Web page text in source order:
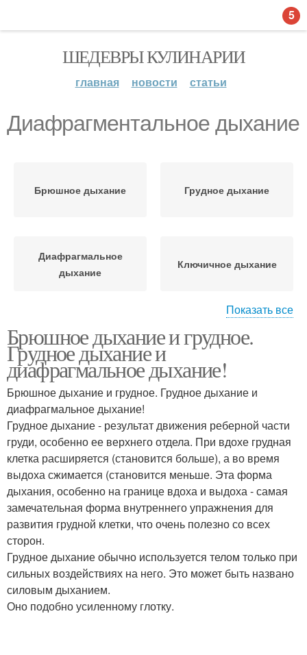
ШЕДЕВРЫ КУЛИНАРИИ
главная новости статьи
Диафрагментальное дыхание
Брюшное дыхание Грудное дыхание
Диафрагмальное
дыхание
Ключичное дыхание
Дыхание при пении
Показать все
Брюшное дыхание и грудное.
Грудное дыхание и
диафрагмальное дыхание!
Брюшное дыхание и грудное. Грудное дыхание и
диафрагмальное дыхание!
Грудное дыхание - результат движения реберной части
груди, особенно ее верхнего отдела. При вдохе грудная
клетка расширяется (становится больше), а во время
выдоха сжимается (становится меньше. Эта форма
дыхания, особенно на границе вдоха и выдоха - самая
замечательная форма внутреннего упражнения для
развития грудной клетки, что очень полезно со всех
сторон.
Грудное дыхание обычно используется телом только при
сильных воздействиях на него. Это может быть названо
силовым дыханием.
Оно подобно усиленному глотку.
5